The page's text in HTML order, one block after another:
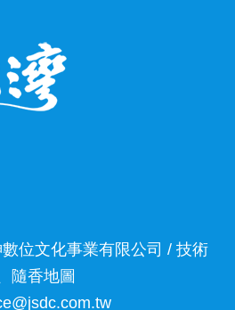
位文化事業有限公司 / 技術
隨香地圖